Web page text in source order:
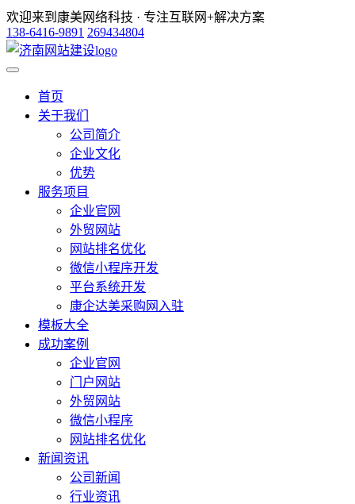
欢迎来到康美网络科技 · 专注互联网+解决方案
138-6416-9891 269434804
首页
关于我们
公司简介
企业文化
优势
服务项目
企业官网
外贸网站
网站排名优化
微信小程序开发
平台系统开发
康企达美采购网入驻
模板大全
成功案例
企业官网
门户网站
外贸网站
微信小程序
网站排名优化
新闻资讯
公司新闻
行业资讯